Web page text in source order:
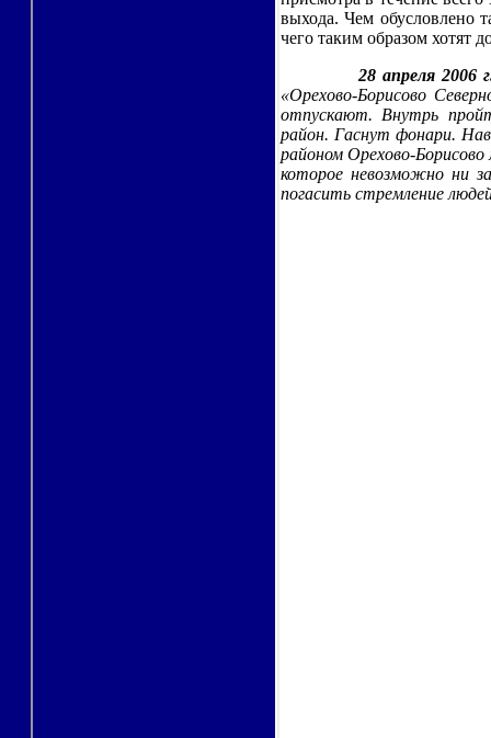
выхода. Чем обусловлено
чего таким образом хотят
28 апреля 2006
«Орехово-Борисово
отпускают. Внутрь
район. Гаснут фонари.
районом Орехово-Борисово
которое невозможно ни
погасить стремление